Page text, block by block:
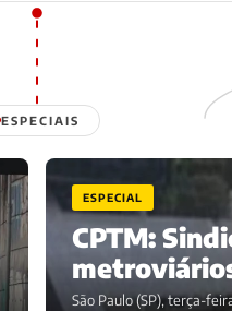
ESPECIAIS
ESPECIAL
CPTM:
São Paulo (SP), terça-